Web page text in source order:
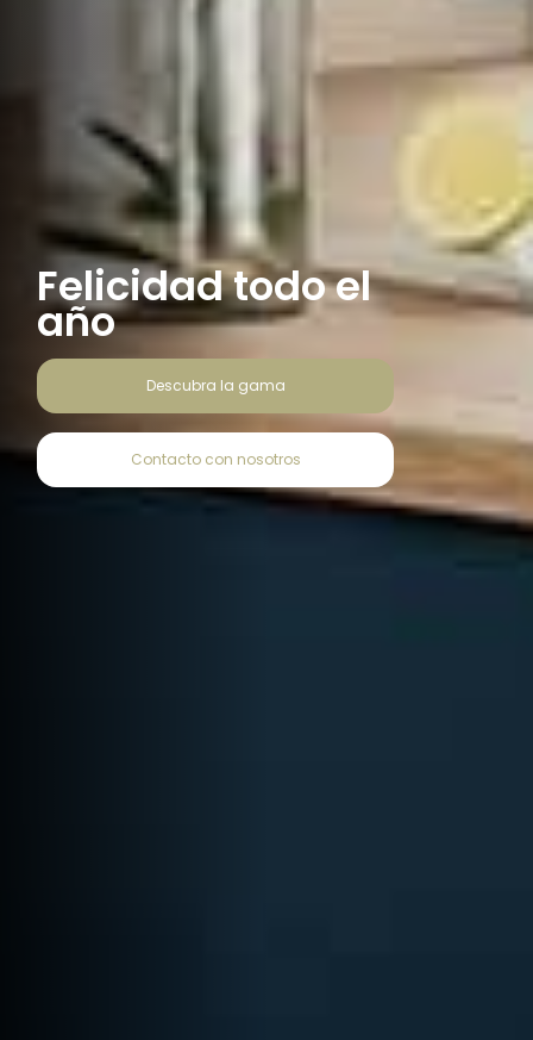
Felicidad todo el
año
Descubra la gama
Contacto con nosotros